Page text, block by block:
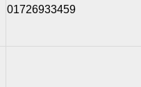
01726933459